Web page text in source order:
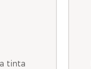
tinta